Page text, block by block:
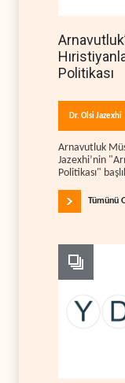
Politikası
Dr. Olsi Jazexhi
Arnavutluk
Jazexhi’nin
Politikası"
Tümünü